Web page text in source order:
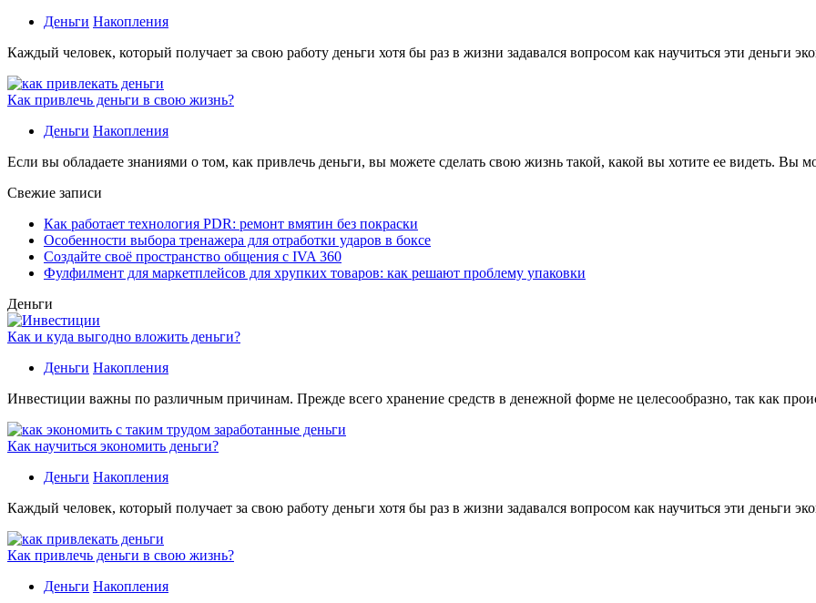
Деньги Накопления
Каждый человек, который получает за свою работу деньги хотя бы раз в жизни задавался вопросом как научиться эти деньги
Как привлечь деньги в свою жизнь?
Деньги Накопления
Если вы обладаете знаниями о том, как привлечь деньги, вы можете сделать свою жизнь такой, какой вы хотите ее видеть. Вы
Свежие записи
Как работает технология PDR: ремонт вмятин без покраски
Особенности выбора тренажера для отработки ударов в боксе
Создайте своё пространство общения с IVA 360
Фулфилмент для маркетплейсов для хрупких товаров: как решают проблему упаковки
Деньги
Как и куда выгодно вложить деньги?
Деньги Накопления
Инвестиции важны по различным причинам. Прежде всего хранение средств в денежной форме не целесообразно, так как
Как научиться экономить деньги?
Деньги Накопления
Каждый человек, который получает за свою работу деньги хотя бы раз в жизни задавался вопросом как научиться эти деньги
Как привлечь деньги в свою жизнь?
Деньги Накопления